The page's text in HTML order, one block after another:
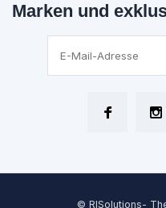
Marken und
© RISolutions-